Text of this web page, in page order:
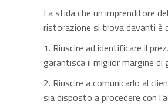
La sfida che un imprenditore
ristorazione si trova davanti è
1. Riuscire ad identificare il
garantisca il miglior margine di
2. Riuscire a comunicarlo al
sia disposto a procedere con